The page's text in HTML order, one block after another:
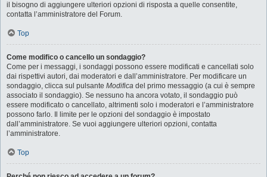
il bisogno di aggiungere ulteriori opzioni di risposta a quelle consentite,
contatta l’amministratore del Forum.
Top
Come modifico o cancello un sondaggio?
Come per i messaggi, i sondaggi possono essere modificati e cancellati solo
dai rispettivi autori, dai moderatori e dall’amministratore. Per modificare un
sondaggio, clicca sul pulsante Modifica del primo messaggio (a cui è sempre
associato il sondaggio). Se nessuno ha ancora votato, il sondaggio può
essere modificato o cancellato, altrimenti solo i moderatori e l’amministratore
possono farlo. Il limite per le opzioni del sondaggio è impostato
dall’amministratore. Se vuoi aggiungere ulteriori opzioni, contatta
l’amministratore.
Top